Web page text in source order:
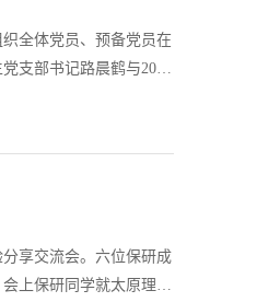
全体党员、预备党员在
支部书记路晨鹤与20余
央委员会向大会作报
享交流会。六位保研成
上保研同学就太原理工